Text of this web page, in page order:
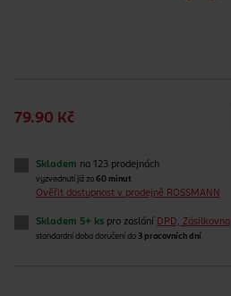
79.90 Kč
Skladem na 123 prodejnách
vyzvednutí již za 60 minut
Ověřit dostupnost v prodejně ROSSMANN
Skladem 5+ ks pro zaslání DPD, Zásilkovna
standardní doba doručení do 3 pracovních dní